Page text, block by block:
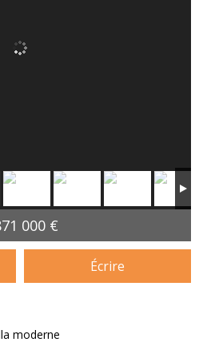
000 €
Écrire
moderne